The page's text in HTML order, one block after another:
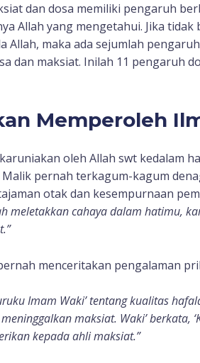
dan dosa memiliki pengaruh
Allah yang mengetahui. Jika
Allah, maka ada sejumlah
dan maksiat. Inilah 11 pengaruh
Memperoleh
oleh Allah swt kedalam
pernah terkagum-kagum
otak dan kesempurnaan
meletakkan cahaya dalam hatimu,
menceritakan pengalaman
Imam Waki’ tentang kualitas
maksiat. Waki’ berkata,
kepada ahli maksiat.”